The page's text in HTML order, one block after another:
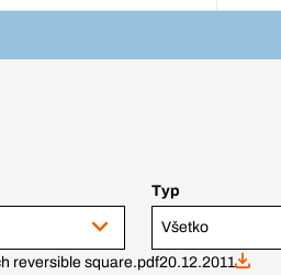
Typ
Všetko
reversible square.pdf20.12.2011